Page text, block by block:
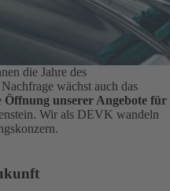
die Jahre des
wächst auch das
Öffnung unserer Angebote für
Wir als DEVK wandeln